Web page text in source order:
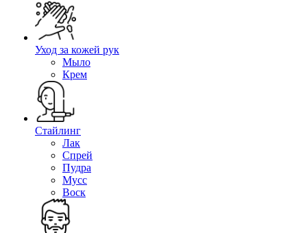
Уход за кожей рук
Мыло
Крем
Стайлинг
Лак
Спрей
Пудра
Мусс
Воск